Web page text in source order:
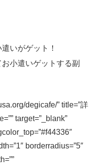
いがゲット！
小遣いゲットする副
degicafe/” title=”詳
target=”_blank”
borderradius=”5″